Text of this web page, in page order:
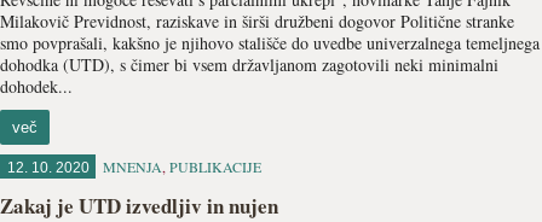
Milakovič Previdnost, raziskave in širši družbeni dogovor Politične stranke
smo povprašali, kakšno je njihovo stališče do uvedbe univerzalnega temeljnega
dohodka (UTD), s čimer bi vsem državljanom za­gotovili neki minimalni
dohodek...
več
12. 10. 2020 MNENJA, PUBLIKACIJE
Zakaj je UTD izvedljiv in nujen